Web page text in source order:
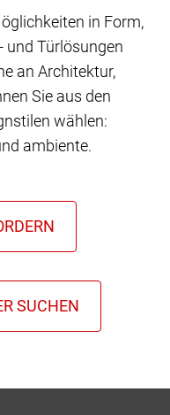
in Form,
und Türlösungen
an Architektur,
Sie aus den
wählen:
ambiente.